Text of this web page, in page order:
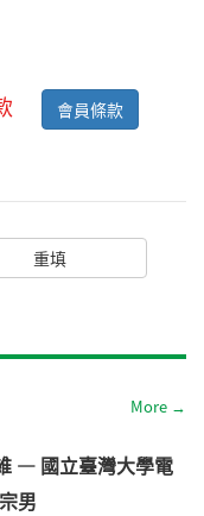
會員條款
More →
— 國立臺灣大學電
男